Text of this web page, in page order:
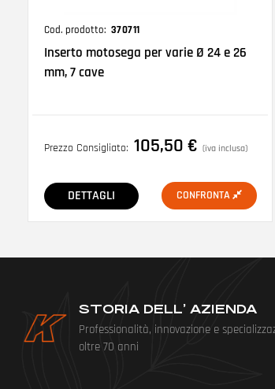
Cod. prodotto: 370711
Inserto motosega per varie Ø 24 e 26
mm, 7 cave
Prezzo Consigliato: 105,50 € (iva inclusa)
DETTAGLI CONFRONTA
STORIA DELL’ AZIENDA
Professionalità, innovazione e
oltre 70 anni